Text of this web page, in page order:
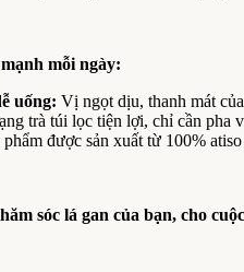
mỗi ngày:
uống: Vị ngọt dịu, thanh mát
trà túi lọc tiện lợi, chỉ cần pha
phẩm được sản xuất từ 100%
sóc lá gan của bạn, cho